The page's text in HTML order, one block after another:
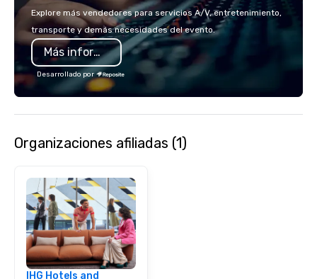
Explore más vendedores para servicios A/V, entretenimiento,
transporte y demás necesidades del evento.
Más información
Desarrollado por
Organizaciones afiliadas (1)
IHG Hotels and